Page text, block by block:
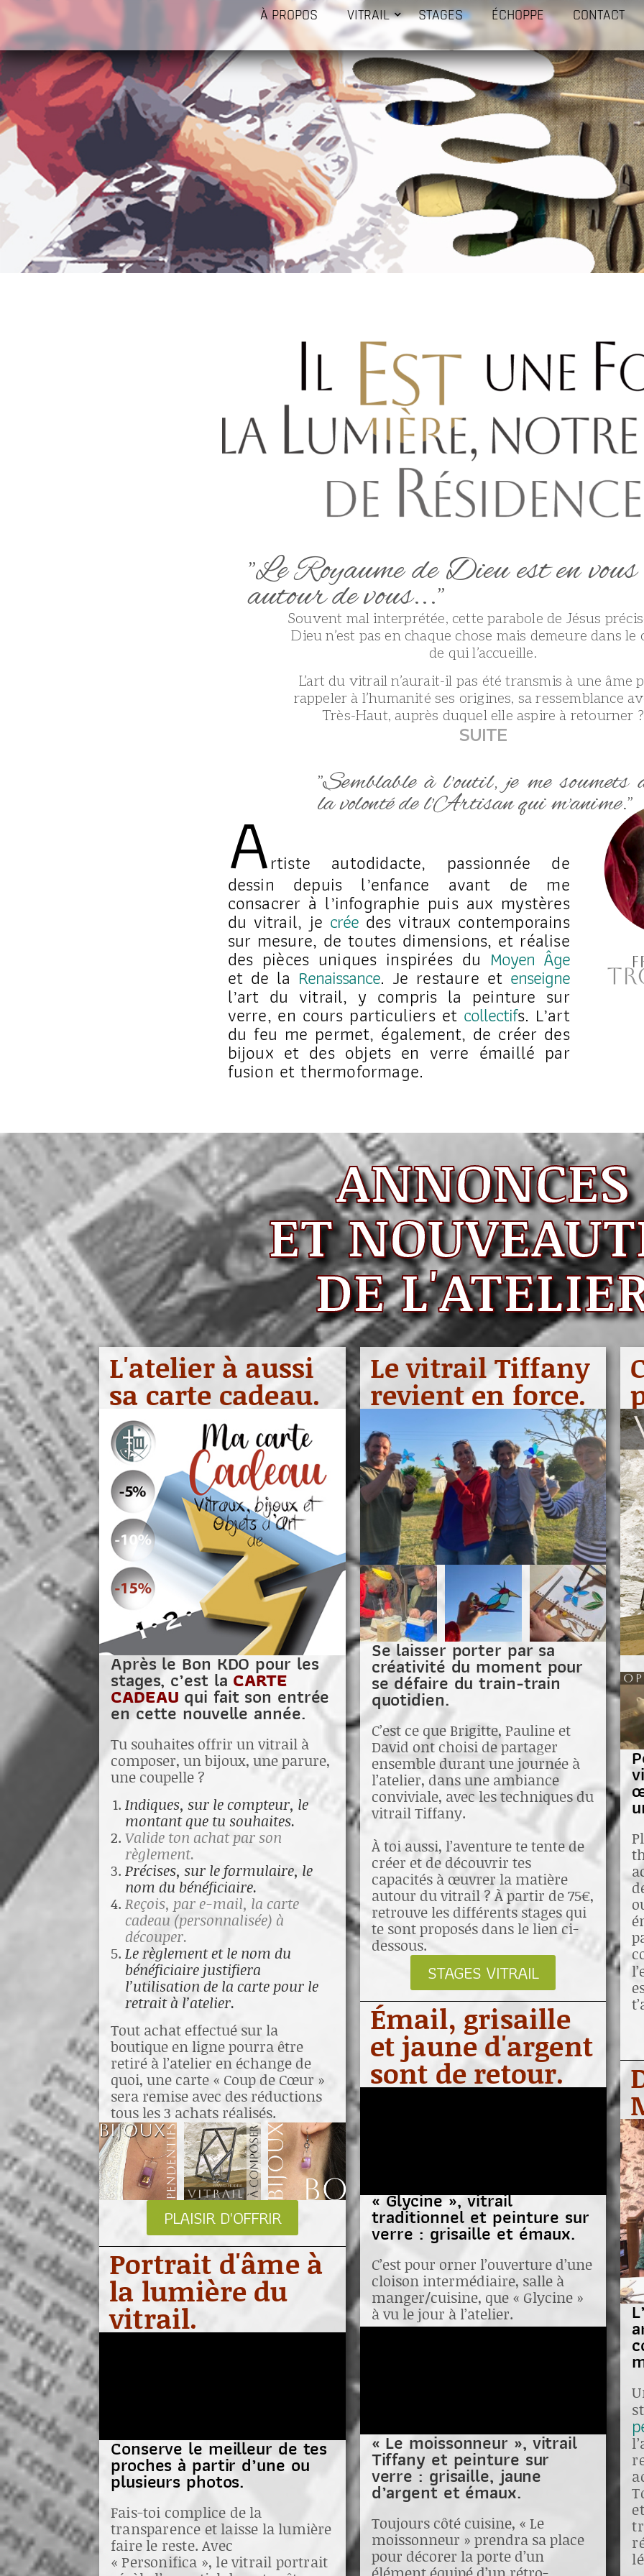
À PROPOS VITRAIL STAGES ÉCHOPPE CONTACT
"Le Royaume de Dieu est en
autour de vous..."
Souvent mal interprétée, cette parabole de Jésus
Dieu n’est pas en chaque chose mais demeure dans
de qui l’accueille.
L’art du vitrail n’aurait-il pas été transmis à une âme
rappeler à l’humanité ses origines, sa ressemblance
Très-Haut, auprès duquel elle aspire à retourner ?
SUITE
"Semblable à l'outil, je me soumets
la volonté de l'Artisan qui m'anime."
Artiste autodidacte, passionnée de
dessin depuis l’enfance avant de me
consacrer à l’infographie puis aux mystères
du vitrail, je crée des vitraux contemporains
sur mesure, de toutes dimensions, et réalise
des pièces uniques inspirées duMoyen Âge
et de la Renaissance. Je restaure et enseigne
l’art du vitrail, y compris la peinture sur
verre, en cours particuliers et collectifs. L’art
du feu me permet, également, de créer des
bijoux et des objets en verre émaillé par
fusion et thermoformage.
ANNONCES
ET
DE
L'atelier à aussi
sa carte cadeau.
Après le Bon KDO pour les
stages, c’est laCARTE
CADEAU qui fait son entrée
en cette nouvelle année.
Tu souhaites offrir un vitrail à
composer, un bijoux, une parure,
une coupelle ?
Indiques, sur le compteur, le
montant que tu souhaites.
Valide ton achat par son
règlement.
Précises, sur le formulaire, le
nom du bénéficiaire.
Reçois, par e-mail, la carte
cadeau (personnalisée) à
découper.
Le règlement et le nom du
bénéficiaire justifiera
l’utilisation de la carte pour le
retrait à l’atelier.
Tout achat effectué sur la
boutique en ligne pourra être
retiré à l’atelier en échange de
quoi, une carte « Coup de Cœur »
sera remise avec des réductions
tous les 3 achats réalisés.
PLAISIR D'OFFRIR
Portrait d'âme à
la lumière du
vitrail.
Conserve le meilleur de tes
proches à partir d’une ou
plusieurs photos.
Fais-toi complice de la
transparence et laisse la lumière
faire le reste. Avec
« Personifica », le vitrail portrait
Le vitrail Tiffany
revient en force.
Se laisser porter par sa
créativité du moment pour
se défaire du train-train
quotidien.
C’est ce que Brigitte, Pauline et
David ont choisi de partager
ensemble durant une journée à
l’atelier, dans une ambiance
conviviale, avec les techniques du
vitrail Tiffany.
À toi aussi, l’aventure te tente de
créer et de découvrir tes
capacités à œuvrer la matière
autour du vitrail ? À partir de 75€,
retrouve les différents stages qui
te sont proposés dans le lien ci-
dessous.
STAGES VITRAIL
Émail, grisaille
et jaune d'argent
sont de retour.
« Glycine », vitrail
traditionnel et peinture sur
verre : grisaille et émaux.
C’est pour orner l’ouverture d’une
cloison intermédiaire, salle à
manger/cuisine, que « Glycine »
à vu le jour à l’atelier.
« Le moissonneur », vitrail
Tiffany et peinture sur
verre : grisaille, jaune
d’argent et émaux.
Toujours côté cuisine, « Le
moissonneur » prendra sa place
pour décorer la porte d’un